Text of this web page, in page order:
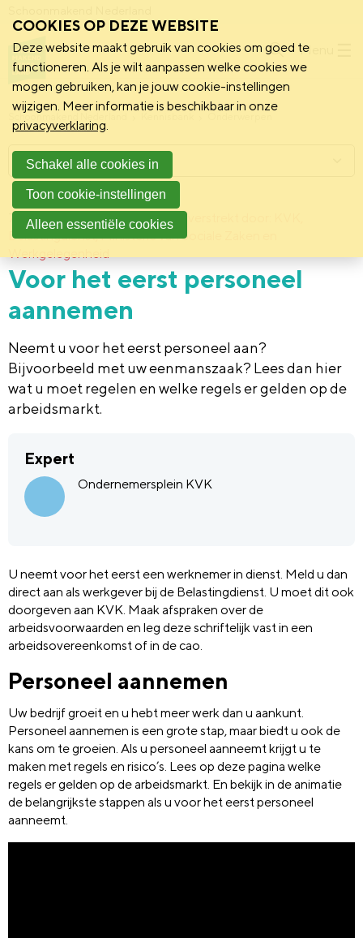
Menu
Schoonmakend Nederland
7 maart 2017 Deze informatie is verstrekt door: KVK,
Belastingdienst, Ministerie van Sociale Zaken en
Werkgelegenheid
Voor het eerst personeel
aannemen
Neemt u voor het eerst personeel aan?
Bijvoorbeeld met uw eenmanszaak? Lees dan hier
wat u moet regelen en welke regels er gelden op de
arbeidsmarkt.
Expert
Ondernemersplein KVK
U neemt voor het eerst een werknemer in dienst. Meld u dan
direct aan als werkgever bij de Belastingdienst. U moet dit ook
doorgeven aan KVK. Maak afspraken over de
arbeidsvoorwaarden en leg deze schriftelijk vast in een
arbeidsovereenkomst of in de cao.
Personeel aannemen
Uw bedrijf groeit en u hebt meer werk dan u aankunt.
Personeel aannemen is een grote stap, maar biedt u ook de
kans om te groeien. Als u personeel aanneemt krijgt u te
maken met regels en risico’s. Lees op deze pagina welke
regels er gelden op de arbeidsmarkt. En bekijk in de animatie
de belangrijkste stappen als u voor het eerst personeel
aanneemt.
Menu
COOKIES OP DEZE WEBSITE
Deze website maakt gebruik van cookies om goed te
functioneren. Als je wilt aanpassen welke cookies we
mogen gebruiken, kan je jouw cookie-instellingen
wijzigen. Meer informatie is beschikbaar in onze
privacyverklaring.
Schakel alle cookies in
Toon cookie-instellingen
Alleen essentiële cookies